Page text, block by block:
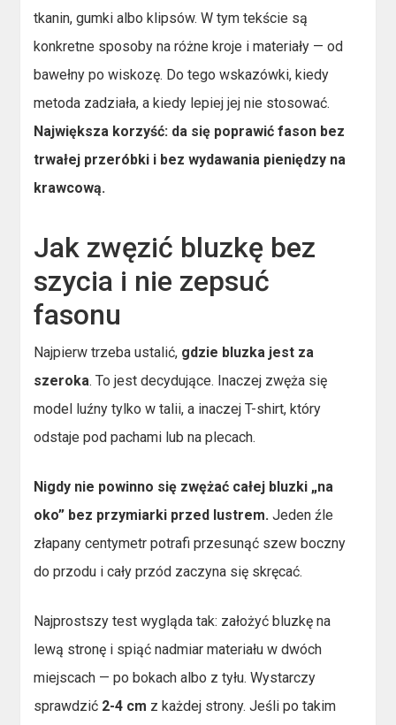
tkanin, gumki albo klipsów. W tym tekście są
konkretne sposoby na różne kroje i materiały — od
bawełny po wiskozę. Do tego wskazówki, kiedy
metoda zadziała, a kiedy lepiej jej nie stosować.
Największa korzyść: da się poprawić fason bez
trwałej przeróbki i bez wydawania pieniędzy na
krawcową.
Jak zwęzić bluzkę bez
szycia i nie zepsuć
fasonu
Najpierw trzeba ustalić, gdzie bluzka jest za
szeroka. To jest decydujące. Inaczej zwęża się
model luźny tylko w talii, a inaczej T-shirt, który
odstaje pod pachami lub na plecach.
Nigdy nie powinno się zwężać całej bluzki „na
oko” bez przymiarki przed lustrem. Jeden źle
złapany centymetr potrafi przesunąć szew boczny
do przodu i cały przód zaczyna się skręcać.
Najprostszy test wygląda tak: założyć bluzkę na
lewą stronę i spiąć nadmiar materiału w dwóch
miejscach — po bokach albo z tyłu. Wystarczy
sprawdzić 2-4 cm z każdej strony. Jeśli po takim